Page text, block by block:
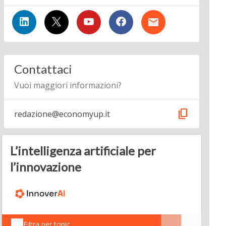
Contattaci
Vuoi maggiori informazioni?
redazione@economyup.it content_copy
L’intelligenza artificiale per
l’innovazione